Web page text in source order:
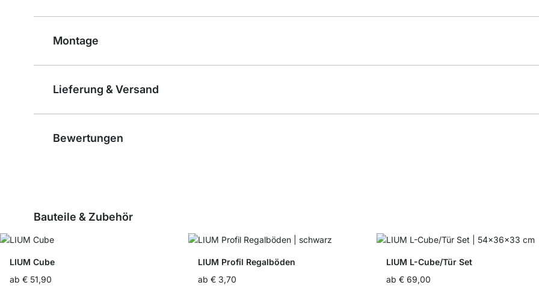
Montage
Lieferung & Versand
Bewertungen
Bauteile & Zubehör
LIUM Cube
ab € 51,90
LIUM Profil Regalböden
ab € 3,70
LIUM L-Cube/Tür Set
ab € 69,00